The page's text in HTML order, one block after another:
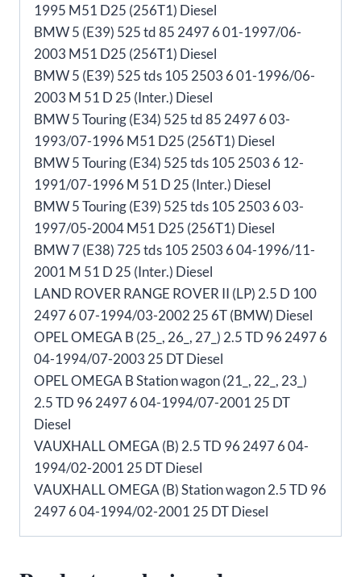
1995 M51 D25 (256T1) Diesel
BMW 5 (E39) 525 td 85 2497 6 01-1997/06-
2003 M51 D25 (256T1) Diesel
BMW 5 (E39) 525 tds 105 2503 6 01-1996/06-
2003 M 51 D 25 (Inter.) Diesel
BMW 5 Touring (E34) 525 td 85 2497 6 03-
1993/07-1996 M51 D25 (256T1) Diesel
BMW 5 Touring (E34) 525 tds 105 2503 6 12-
1991/07-1996 M 51 D 25 (Inter.) Diesel
BMW 5 Touring (E39) 525 tds 105 2503 6 03-
1997/05-2004 M51 D25 (256T1) Diesel
BMW 7 (E38) 725 tds 105 2503 6 04-1996/11-
2001 M 51 D 25 (Inter.) Diesel
LAND ROVER RANGE ROVER II (LP) 2.5 D 100
2497 6 07-1994/03-2002 25 6T (BMW) Diesel
OPEL OMEGA B (25_, 26_, 27_) 2.5 TD 96 2497 6
04-1994/07-2003 25 DT Diesel
OPEL OMEGA B Station wagon (21_, 22_, 23_)
2.5 TD 96 2497 6 04-1994/07-2001 25 DT
Diesel
VAUXHALL OMEGA (B) 2.5 TD 96 2497 6 04-
1994/02-2001 25 DT Diesel
VAUXHALL OMEGA (B) Station wagon 2.5 TD 96
2497 6 04-1994/02-2001 25 DT Diesel